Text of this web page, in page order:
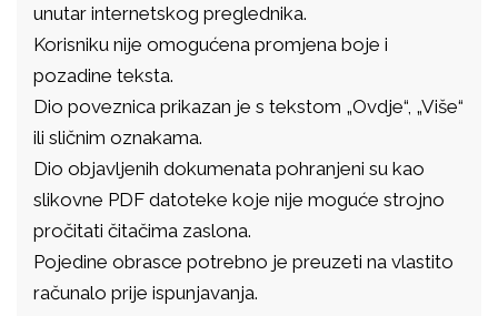
unutar internetskog preglednika.
Korisniku nije omogućena promjena boje i
pozadine teksta.
Dio poveznica prikazan je s tekstom „Ovdje“, „Više“
ili sličnim oznakama.
Dio objavljenih dokumenata pohranjeni su kao
slikovne PDF datoteke koje nije moguće strojno
pročitati čitačima zaslona.
Pojedine obrasce potrebno je preuzeti na vlastito
računalo prije ispunjavanja.